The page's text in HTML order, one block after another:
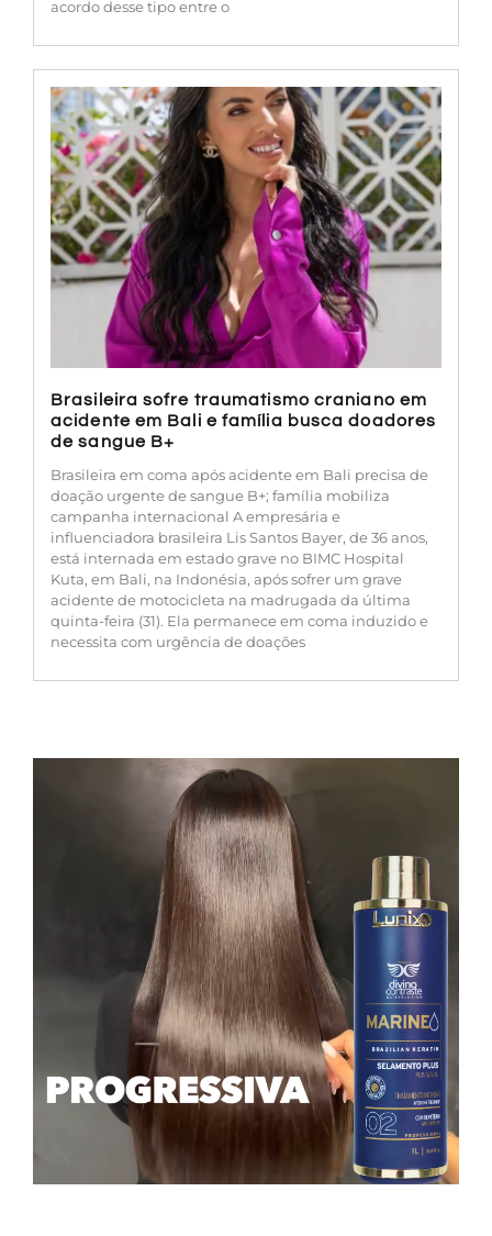
acordo desse tipo entre o
Brasileira sofre traumatismo craniano em
acidente em Bali e família busca doadores
de sangue B+
Brasileira em coma após acidente em Bali precisa de
doação urgente de sangue B+; família mobiliza
campanha internacional A empresária e
influenciadora brasileira Lis Santos Bayer, de 36 anos,
está internada em estado grave no BIMC Hospital
Kuta, em Bali, na Indonésia, após sofrer um grave
acidente de motocicleta na madrugada da última
quinta-feira (31). Ela permanece em coma induzido e
necessita com urgência de doações